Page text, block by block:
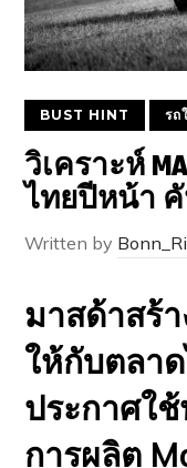
BUST HINT รถ
วิเคราะห์
ไทยปีหน้า
Written by
มาสด้าสร้
ให้กับตลา
ประกาศใ
การผลิต